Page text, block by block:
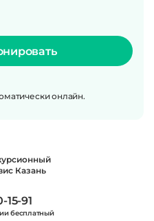
онлайн.
Казань
91
бесплатный